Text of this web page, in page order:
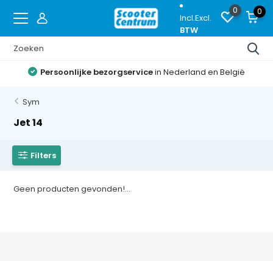
Incl.Excl.
BTW
0 0
Persoonlijke bezorgservicein Nederland en België
Sym
Jet 14
Filters
Geen producten gevonden!...